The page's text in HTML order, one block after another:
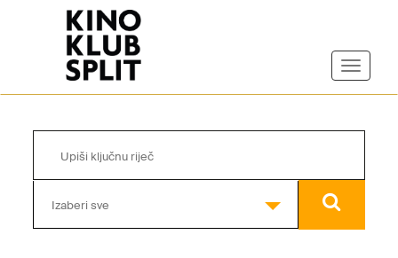
Izaberi sve